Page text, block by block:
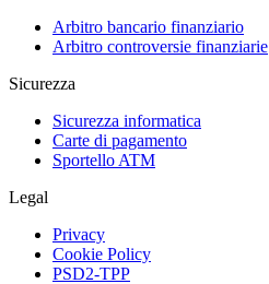
Arbitro bancario finanziario
Arbitro controversie finanziarie
Sicurezza
Sicurezza informatica
Carte di pagamento
Sportello ATM
Legal
Privacy
Cookie Policy
PSD2-TPP